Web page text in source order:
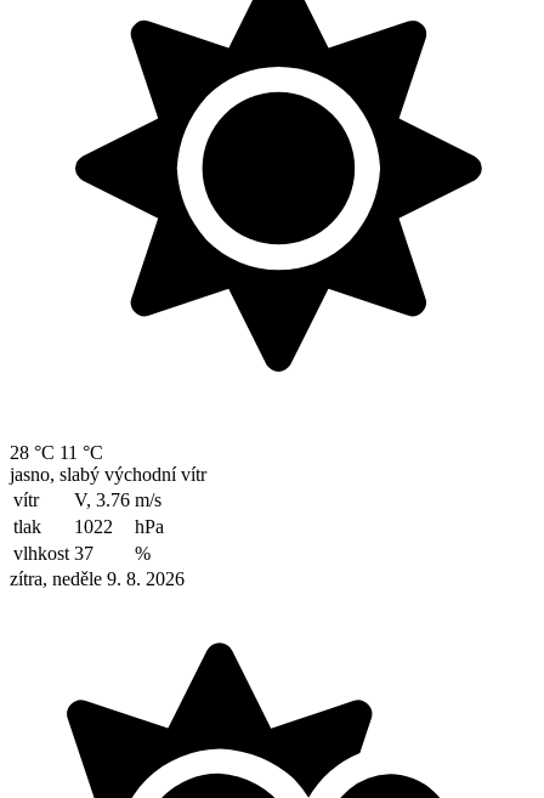
28 °C 11 °C
jasno, slabý východní vítr
vítr
V, 3.76 m/s
tlak
1022
hPa
vlhkost 37
%
zítra, neděle 9. 8. 2026